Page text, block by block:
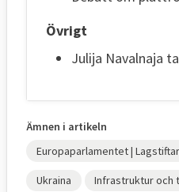
Övrigt
Julija Navalnaja
Ämnen i artikeln
Europaparlamentet |
Ukraina Infrastruktur och